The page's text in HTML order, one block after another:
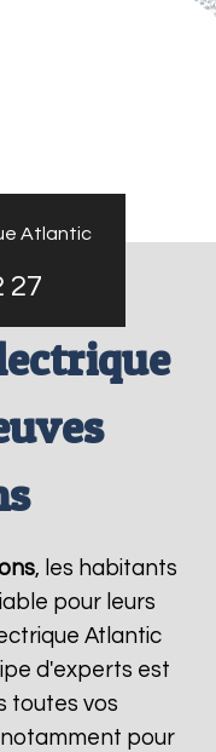
Atlantic
27
, les habitants
pour leurs
Atlantic
d'experts est
toutes vos
pour